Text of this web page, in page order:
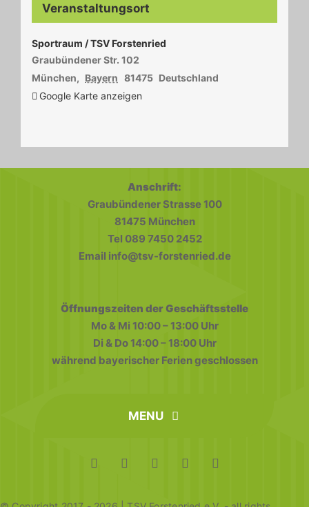
Veranstaltungsort
Sportraum / TSV Forstenried
Graubündener Str. 102
München, Bayern 81475 Deutschland
Google Karte anzeigen
Anschrift:
Graubündener Strasse 100
81475 München
Tel 089 7450 2452
Email info@tsv-forstenried.de
Öffnungszeiten der Geschäftsstelle
Mo & Mi 10:00 – 13:00 Uhr
Di & Do 14:00 – 18:00 Uhr
während bayerischer Ferien geschlossen
MENU
FAQ